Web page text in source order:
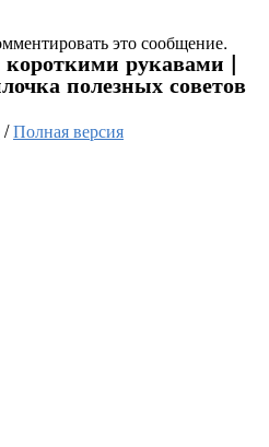
это сообщение.
рукавами |
полезных советов
/Полная версия